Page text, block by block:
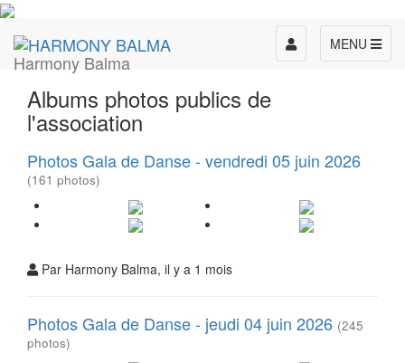
Harmony Balma
MENU
Toggle
navigation
Albums photos publics de
l'association
Photos Gala de Danse - vendredi 05 juin 2026
(161 photos)
Par Harmony Balma, il y a 1 mois
Photos Gala de Danse - jeudi 04 juin 2026 (245
photos)